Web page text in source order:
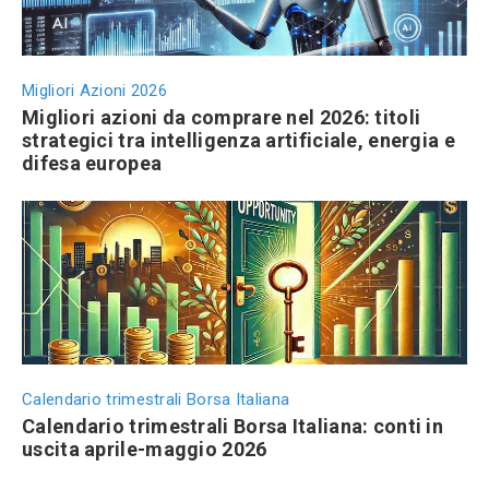
Migliori Azioni 2026
Migliori azioni da comprare nel 2026: titoli
strategici tra intelligenza artificiale, energia e
difesa europea
Calendario trimestrali Borsa Italiana
Calendario trimestrali Borsa Italiana: conti in
uscita aprile-maggio 2026